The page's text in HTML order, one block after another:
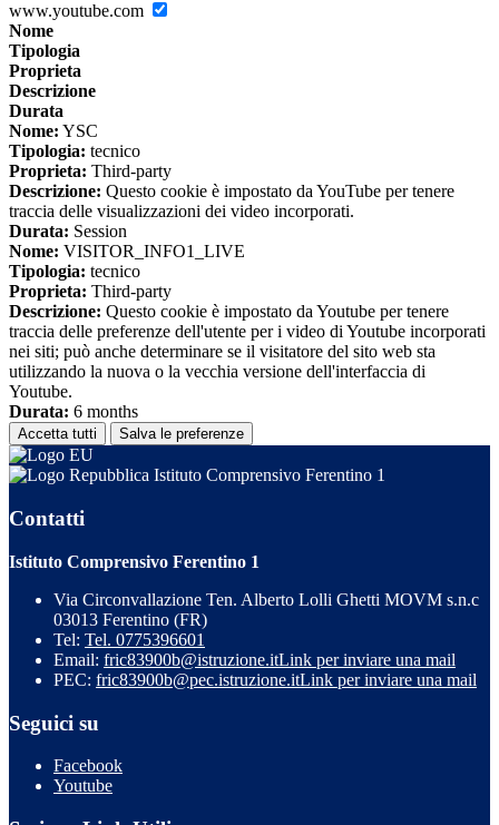
www.youtube.com
Nome
Tipologia
Proprieta
Descrizione
Durata
Nome: YSC
Tipologia: tecnico
Proprieta: Third-party
Descrizione: Questo cookie è impostato da YouTube per tenere
traccia delle visualizzazioni dei video incorporati.
Durata: Session
Nome: VISITOR_INFO1_LIVE
Tipologia: tecnico
Proprieta: Third-party
Descrizione: Questo cookie è impostato da Youtube per tenere
traccia delle preferenze dell'utente per i video di Youtube incorporati
nei siti; può anche determinare se il visitatore del sito web sta
utilizzando la nuova o la vecchia versione dell'interfaccia di
Youtube.
Durata: 6 months
Accetta tutti Salva le preferenze
Istituto Comprensivo Ferentino 1
Contatti
Istituto Comprensivo Ferentino 1
Via Circonvallazione Ten. Alberto Lolli Ghetti MOVM s.n.c
03013 Ferentino (FR)
Tel: Tel. 0775396601
Email: fric83900b@istruzione.itLink per inviare una mail
PEC: fric83900b@pec.istruzione.itLink per inviare una mail
Seguici su
Facebook
Youtube